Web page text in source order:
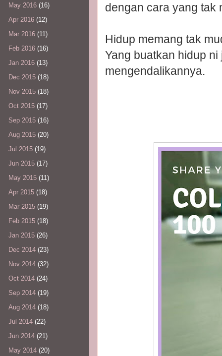
dengan cara yang tak
Hidup memang tak
Yang buatkan hidup
mengendalikannya.
May 2016 (16)
Apr 2016 (12)
Mar 2016 (11)
Feb 2016 (16)
Jan 2016 (13)
Dec 2015 (18)
Nov 2015 (18)
Oct 2015 (17)
Sep 2015 (16)
Aug 2015 (20)
Jul 2015 (19)
Jun 2015 (17)
May 2015 (11)
Apr 2015 (18)
Mar 2015 (19)
Feb 2015 (18)
Jan 2015 (26)
Dec 2014 (23)
Nov 2014 (32)
Oct 2014 (24)
Sep 2014 (19)
Aug 2014 (18)
Jul 2014 (22)
Jun 2014 (21)
May 2014 (20)